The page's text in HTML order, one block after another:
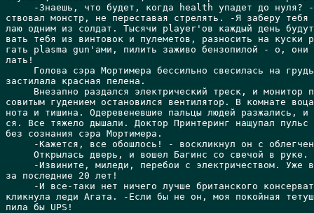
-Знаешь, что будет, когда health упадет до нуля?
ствовал монстр, не переставая стрелять. -Я заберу
лаю одним из солдат. Тысячи player'ов каждый день
вать тебя из винтовок и пулеметов, разносить на куски
гать plasma gun'ами, пилить заживо бензопилой - о, они
лать!
Голова сэра Мортимера бессильно свесилась на
застилала красная пелена.
Внезапно раздался электрический треск, и монитор
совитым гудением остановился вентилятор. В комнате
нота и тишина. Одеревеневшие пальцы людей разжались, и
ся. Все тяжело дышали. Доктор Принтеринг нащупал пульс
без сознания сэра Мортимера.
-Кажется, все обошлось! - воскликнул он с
     Открылась дверь, и вошел Багинс со свечой в руке.
-Извините, миледи, перебои с электричеством. Уже
за последние 20 лет!
-И все-таки нет ничего лучше британского
кликнула леди Агата. -Если бы не он, моя покойная
пила бы UPS!